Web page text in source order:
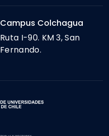
Campus Colchagua
Ruta I-90. KM 3, San
Fernando.